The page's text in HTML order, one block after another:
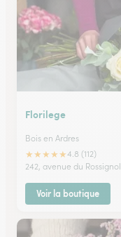
Florilege
Bois en Ardres
★★★★★4.8 (112)
242, avenue du Rossignol
Voir la boutique